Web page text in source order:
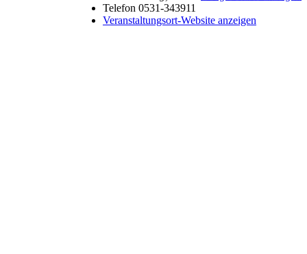
Telefon 0531-343911
Veranstaltungsort-Website anzeigen